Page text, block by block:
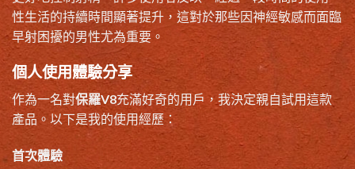
性生活的持續時間顯著提升，這對於那些因神經敏感而面臨
早射困擾的男性尤為重要。
個人使用體驗分享
作為一名對保羅V8充滿好奇的用戶，我決定親自試用這款
產品。以下是我的使用經歷：
首次體驗